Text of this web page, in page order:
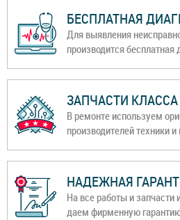
БЕСПЛАТНАЯ
Для выявления
производится бесплатная
ЗАПЧАСТИ КЛАССА
В ремонте используем
производителей техники
НАДЕЖНАЯ
На все работы и
даем фирменную